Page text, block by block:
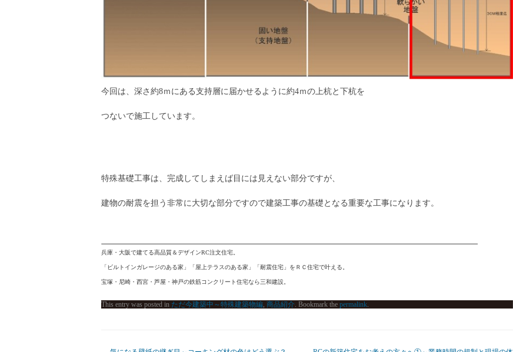
今回は、深さ約8ｍにある支持層に届かせるように約4ｍの上杭と下杭を
つないで施工しています。
特殊基礎工事は、完成してしまえば目には見えない部分ですが、
建物の耐震を担う非常に大切な部分ですので建築工事の基礎となる重要な工事になります。
兵庫・大阪で建てる高品質＆デザインRC注文住宅。
「ビルトインガレージのある家」「屋上テラスのある家」「耐震住宅」をＲＣ住宅で叶える。
宝塚・尼崎・西宮・芦屋・神戸の鉄筋コンクリート住宅なら三和建設。
This entry was posted in ただ今建築中～特殊建築物編 商品紹介 . Bookmark the permalink